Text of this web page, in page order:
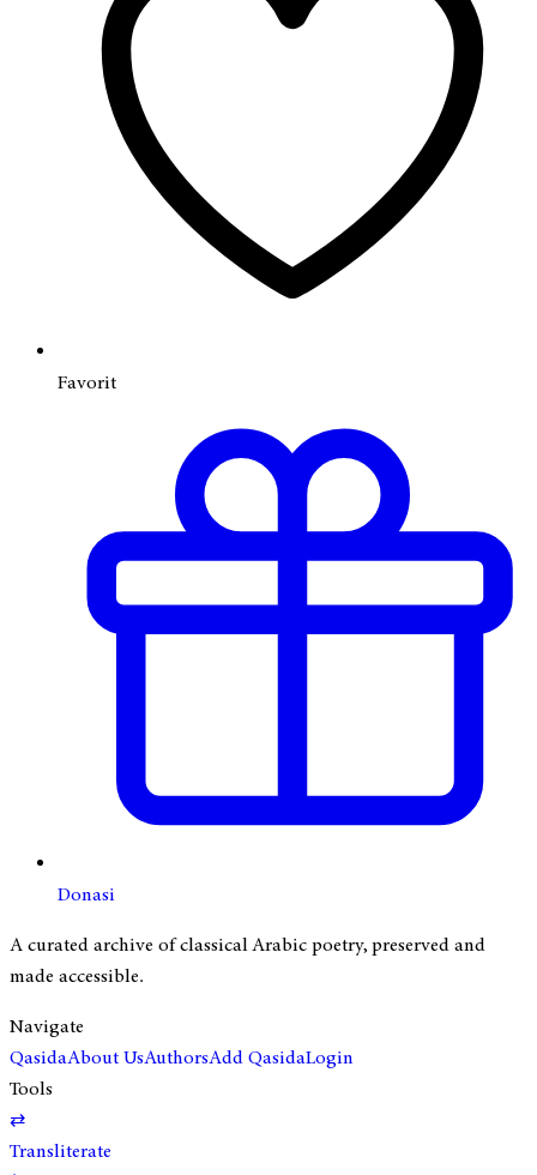
Favorit
Donasi
A curated archive of classical Arabic poetry, preserved and
made accessible.
Navigate
QasidaAbout UsAuthorsAdd QasidaLogin
Tools
⇄
Transliterate